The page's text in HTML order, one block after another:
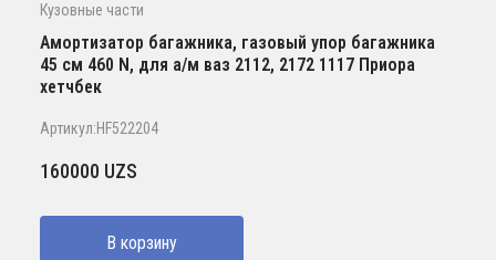
Кузовные части
Амортизатор багажника, газовый упор багажника
45 см 460 N, для а/м ваз 2112, 2172 1117 Приора
хетчбек
Артикул:HF522204
160000 UZS
В корзину